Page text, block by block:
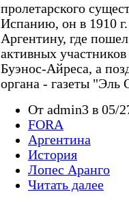
пролетарского
Испанию, он в 1910
Аргентину, где
активных
Буэнос-Айреса, а
органа - газеты "Эль
От admin3 в 05/
FORA
Аргентина
История
Лопес Аранго
Читать далее